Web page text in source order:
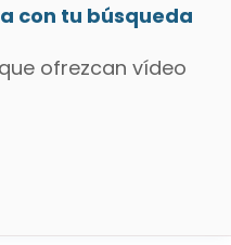
con tu búsqueda
ofrezcan vídeo